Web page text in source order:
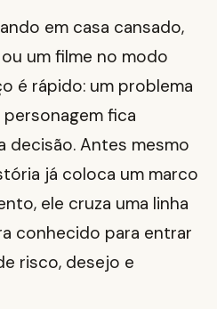
em casa cansado,
um filme no modo
é rápido: um problema
fica
decisão. Antes mesmo
já coloca um marco
ele cruza uma linha
conhecido para entrar
risco, desejo e